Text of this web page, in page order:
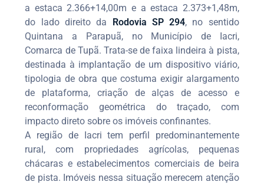
a estaca 2.366+14,00m e a estaca 2.373+1,48m,
do lado direito da Rodovia SP 294, no sentido
Quintana a Parapuã, no Município de Iacri,
Comarca de Tupã. Trata-se de faixa lindeira à pista,
destinada à implantação de um dispositivo viário,
tipologia de obra que costuma exigir alargamento
de plataforma, criação de alças de acesso e
reconformação geométrica do traçado, com
impacto direto sobre os imóveis confinantes.
A região de Iacri tem perfil predominantemente
rural, com propriedades agrícolas, pequenas
chácaras e estabelecimentos comerciais de beira
de pista. Imóveis nessa situação merecem atenção